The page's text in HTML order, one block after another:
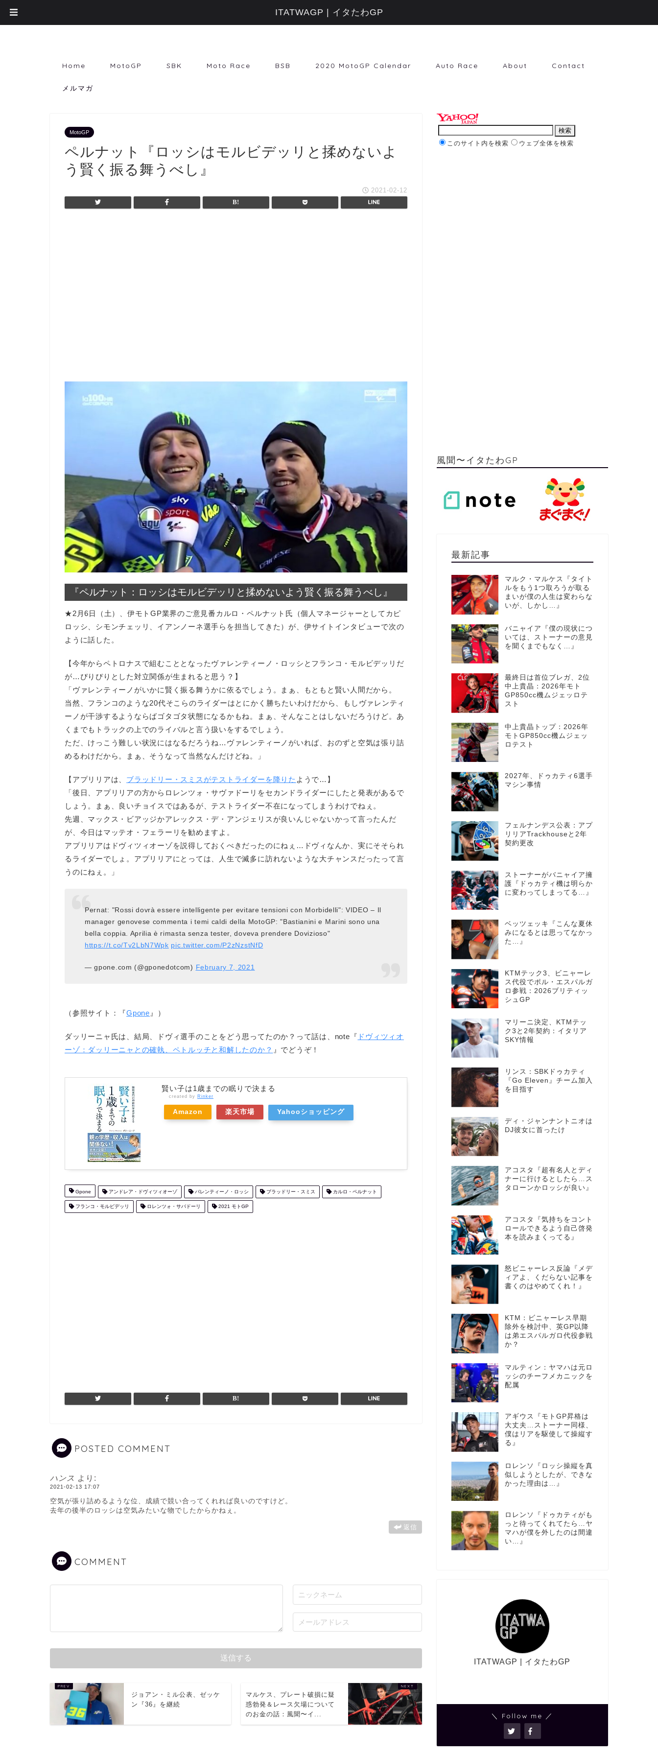
Home MotoGP SBK Moto Race BSB 2020 MotoGP Calendar Auto Race About Contact
メルマガ
MotoGP
ペルナット『ロッシはモルビデッリと揉めないよ
う賢く振る舞うべし』
2021-02-12
『ペルナット：ロッシはモルビデッリと揉めないよう賢く振る舞うべし』
★2月6日（土）、伊モトGP業界のご意見番カルロ・ペルナット氏（個人マネージャーとしてカピ
ロッシ、シモンチェッリ、イアンノーネ選手らを担当してきた）が、伊サイトインタビューで次の
ように話した。
【今年からペトロナスで組むこととなったヴァレンティーノ・ロッシとフランコ・モルビデッリだ
が…ぴりぴりとした対立関係が生まれると思う？】
「ヴァレンティーノがいかに賢く振る舞うかに依るでしょう。まぁ、もともと賢い人間だから。
当然、フランコのような20代そこらのライダーはとにかく勝ちたいわけだから、もしヴァレンティ
ーノが干渉するようならばゴタゴタ状態になるかもね。まぁ、そんなことはしないだろうけど。あ
くまでもトラックの上でのライバルと言う扱いをするでしょう。
ただ、けっこう難しい状況にはなるだろうね…ヴァレンティーノがいれば、おのずと空気は張り詰
めるわけだから。まぁ、そうなって当然なんだけどね。」
【アプリリアは、 ブラッドリー・スミスがテストライダーを降りた ようで…】
「後日、アプリリアの方からロレンツォ・サヴァドーリをセカンドライダーにしたと発表があるで
しょう。まぁ、良いチョイスではあるが、テストライダー不在になってしまうわけでねぇ。
先週、マックス・ビアッジかアレックス・デ・アンジェリスが良いんじゃないかって言ったんだ
が、今日はマッテオ・フェラーリを勧めますよ。
アプリリアはドヴィツィオーゾを説得しておくべきだったのにねぇ…ドヴィなんか、実にそそられ
るライダーでしょ。アプリリアにとっては、人生で滅多に訪れないような大チャンスだったって言
うのにねぇ。」
Pernat: "Rossi dovrà essere intelligente per evitare tensioni con Morbidelli": VIDEO – Il
manager genovese commenta i temi caldi della MotoGP: "Bastianini e Marini sono una
bella coppia. Aprilia è rimasta senza tester, doveva prendere Dovizioso"
https://t.co/Tv2LbN7Wpk pic.twitter.com/P2zNzstNfD
— gpone.com (@gponedotcom) February 7, 2021
（参照サイト：『Gpone 』）
ダッリーニャ氏は、結局、ドヴィ選手のことをどう思ってたのか？って話は、note『 ドヴィツィオ
ーゾ：ダッリーニャとの確執、ペトルッチと和解したのか？ 』でどうぞ！
賢い子は1歳までの眠りで決まる
created by Rinker
Amazon 楽天市場 Yahooショッピング
Gpone アンドレア・ドヴィツィオーゾ バレンティーノ・ロッシ ブラッドリー・スミス カルロ・ペルナット
フランコ・モルビデッリ ロレンツォ・サバドーリ 2021 モトGP
POSTED COMMENT
ハンス より:
2021-02-13 17:07
空気が張り詰めるような位、成績で競い合ってくれれば良いのですけど。
去年の後半のロッシは空気みたいな物でしたからかねぇ。
返信
COMMENT
ジョアン・ミル公表、ゼッケ
ン『36』を継続
マルケス、プレート破損に疑
惑勃発＆レース欠場について
のお金の話：風聞〜イ...
このサイト内を検索 ウェブ全体を検索
風聞〜イタたわGP
最新記事
マルク・マルケス『タイト
ルをもう1つ取ろうが取る
まいが僕の人生は変わらな
いが、しかし…』
バニャイア『僕の現状につ
いては、ストーナーの意見
を聞くまでもなく…』
最終日は首位ブレガ、2位
中上貴晶：2026年モト
GP850cc機ムジェッロテ
スト
中上貴晶トップ：2026年
モトGP850cc機ムジェッ
ロテスト
2027年、ドゥカティ6選手
マシン事情
フェルナンデス公表：アプ
リリアTrackhouseと2年
契約更改
ストーナーがバニャイア擁
護『ドゥカティ機は明らか
に変わってしまってる…』
ベッツェッキ『こんな夏休
みになるとは思ってなかっ
た…』
KTMテック3、ビニャーレ
ス代役でポル・エスパルガ
ロ参戦：2026ブリティッ
シュGP
マリーニ決定、KTMテッ
ク3と2年契約：イタリア
SKY情報
リンス：SBKドゥカティ
『Go Eleven』チーム加入
を目指す
ディ・ジャンナントニオは
DJ彼女に首ったけ
アコスタ『超有名人とディ
ナーに行けるとしたら…ス
タローンかロッシが良い』
アコスタ『気持ちをコント
ロールできるよう自己啓発
本を読みまくってる』
怒ビニャーレス反論『メデ
ィアよ、くだらない記事を
書くのはやめてくれ！』
KTM：ビニャーレス早期
除外を検討中、英GP以降
は弟エスパルガロ代役参戦
か？
マルティン：ヤマハは元ロ
ッシのチーフメカニックを
配属
アギウス『モトGP昇格は
大丈夫…ストーナー同様、
僕はリアを駆使して操縦す
る』
ロレンソ『ロッシ操縦を真
似しようとしたが、できな
かった理由は…』
ロレンソ『ドゥカティがも
っと待ってくれてたら…ヤ
マハが僕を外したのは間違
い…』
ITATWAGP | イタたわGP
＼ Follow me ／
ITATWAGP | イタたわGP